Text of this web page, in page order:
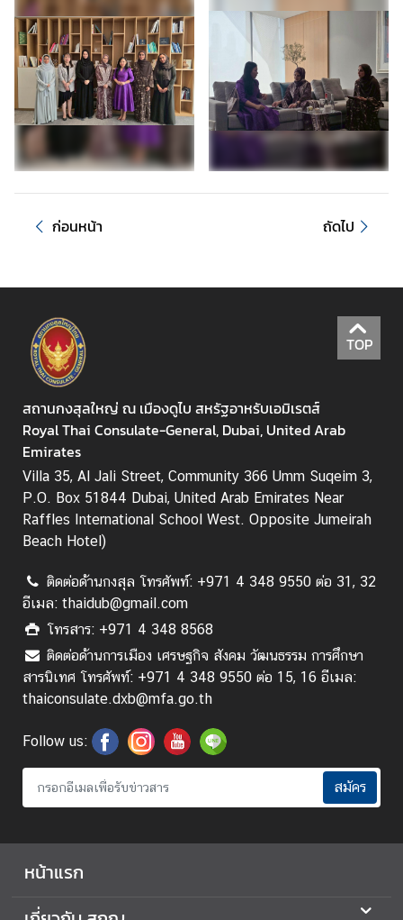
ย
-
ยู
เ
อ
อี
T
n
d
N
O
W
ข่
า
ว
-
ป
ร
ช
า
สั
ม
พั
น
/
กิ
จ
ก
ม
ก่อนหน้า ถัดไป
TOP
สถานกงสุลใหญ่ ณ เมืองดูไบ สหรัฐอาหรับเอมิเรตส์
Royal Thai Consulate-General, Dubai, United Arab
Emirates
Villa 35, Al Jali Street, Community 366 Umm Suqeim 3,
P.O. Box 51844 Dubai, United Arab Emirates Near
Raffles International School West. Opposite Jumeirah
Beach Hotel)
ติดต่อด้านกงสุล โทรศัพท์: +971 4 348 9550 ต่อ 31, 32
อีเมล: thaidub@gmail.com
โทรสาร: +971 4 348 8568
ติดต่อด้านการเมือง เศรษฐกิจ สังคม วัฒนธรรม การศึกษา
สารนิเทศ โทรศัพท์: +971 4 348 9550 ต่อ 15, 16 อีเมล:
thaiconsulate.dxb@mfa.go.th
Follow us:
สมัคร
หน้าแรก